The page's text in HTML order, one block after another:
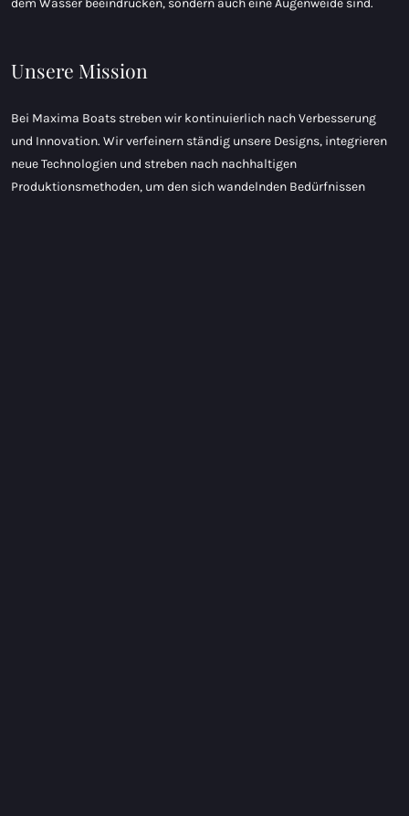
Unsere Mission
Bei Maxima Boats streben wir kontinuierlich nach Verbesserung
und Innovation. Wir verfeinern ständig unsere Designs, integrieren
neue Technologien und streben nach nachhaltigen
Produktionsmethoden, um den sich wandelnden Bedürfnissen